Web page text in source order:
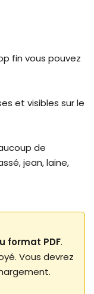
fin vous pouvez
et visibles sur le
de
jean, laine,
format PDF.
Vous devrez